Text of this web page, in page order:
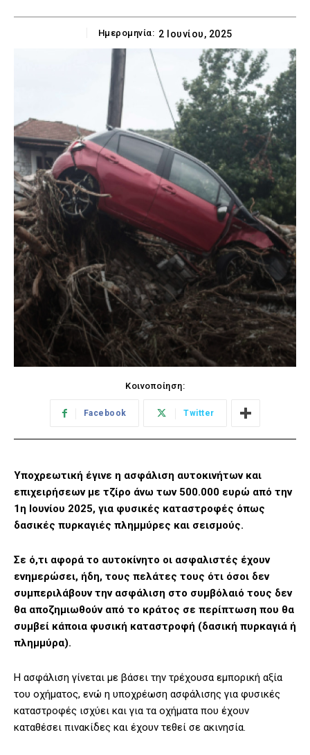
Ημερομηνία: 2 Ιουνίου, 2025
Κοινοποίηση:
Facebook Twitter
Υποχρεωτική έγινε η ασφάλιση αυτοκινήτων και
επιχειρήσεων με τζίρο άνω των 500.000 ευρώ από την
1η Ιουνίου 2025, για φυσικές καταστροφές όπως
δασικές πυρκαγιές πλημμύρες και σεισμούς.
Σε ό,τι αφορά το αυτοκίνητο οι ασφαλιστές έχουν
ενημερώσει, ήδη, τους πελάτες τους ότι όσοι δεν
συμπεριλάβουν την ασφάλιση στο συμβόλαιό τους δεν
θα αποζημιωθούν από το κράτος σε περίπτωση που θα
συμβεί κάποια φυσική καταστροφή (δασική πυρκαγιά ή
πλημμύρα).
Η ασφάλιση γίνεται με βάσει την τρέχουσα εμπορική αξία
του οχήματος, ενώ η υποχρέωση ασφάλισης για φυσικές
καταστροφές ισχύει και για τα οχήματα που έχουν
καταθέσει πινακίδες και έχουν τεθεί σε ακινησία.